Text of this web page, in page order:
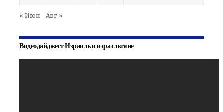
« Июн Авг »
Видеодайджест Израиль и израильтяне